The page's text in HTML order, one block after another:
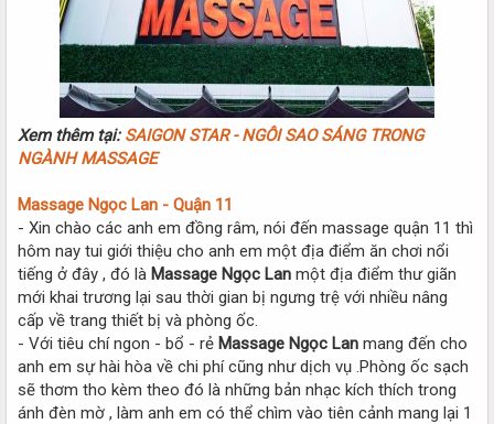
Xem thêm tại: SAIGON STAR - NGÔI SAO SÁNG TRONG
NGÀNH MASSAGE
Massage Ngọc Lan - Quận 11
- Xin chào các anh em đồng râm, nói đến massage quận 11 thì
hôm nay tui giới thiệu cho anh em một địa điểm ăn chơi nổi
tiếng ở đây , đó là Massage Ngọc Lan một địa điểm thư giãn
mới khai trương lại sau thời gian bị ngưng trệ với nhiều nâng
cấp về trang thiết bị và phòng ốc.
- Với tiêu chí ngon - bổ - rẻ Massage Ngọc Lan mang đến cho
anh em sự hài hòa về chi phí cũng như dịch vụ .Phòng ốc sạch
sẽ thơm tho kèm theo đó là những bản nhạc kích thích trong
ánh đèn mờ , làm anh em có thể chìm vào tiên cảnh mang lại 1